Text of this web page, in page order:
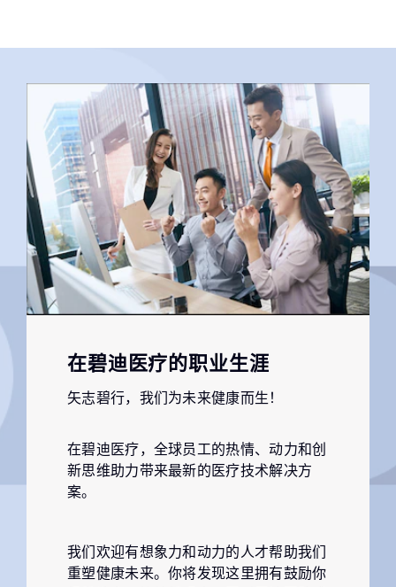
在碧迪医疗的职业生涯
矢志碧行，我们为未来健康而生！
在碧迪医疗，全球员工的热情、动力和创
新思维助力带来最新的医疗技术解决方
案。
我们欢迎有想象力和动力的人才帮助我们
重塑健康未来。你将发现这里拥有鼓励你